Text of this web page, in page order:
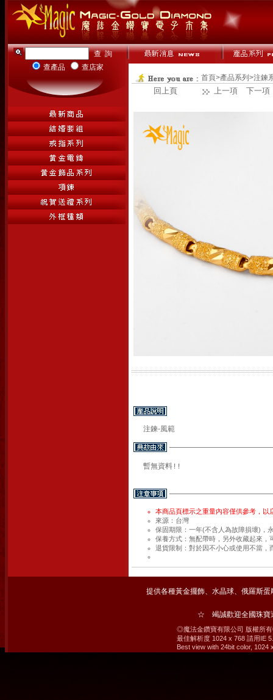
查產品
查店家
首頁>產品系列>注鍊
回上頁 上一項 下一項
注鍊-風範
暫無資料!!
本商品頁標示之重量內容僅供參考，以
來源：台灣
保固期限：一年(不含人為故障損壞)，
保養方式：無配帶時，另外收藏起來
退貨限制：對於因不小心或使用不當
提供各種黃金擺飾、水晶球、俄羅斯
☆ 竭誠歡迎全國珠
◎魔法金鑽寶有限公司 版權所
最佳解析度 1024 x 768 請用IE
Best view with 24bit color, 1024